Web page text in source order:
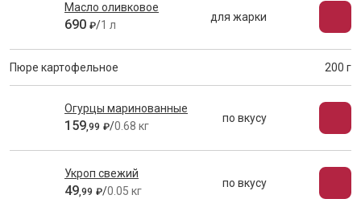
Масло оливковое
690 ₽/1 л
для жарки
Пюре картофельное 200 г
Огурцы маринованные
159,99 ₽/0.68 кг
по вкусу
Укроп свежий
49,99 ₽/0.05 кг
по вкусу